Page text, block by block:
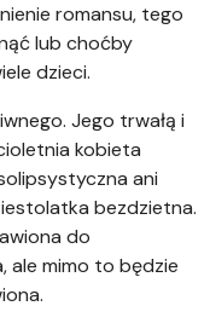
romansu, tego
lub choćby
dzieci.
Jego trwałą i
kobieta
ani
bezdzietna.
do
ale mimo to będzie